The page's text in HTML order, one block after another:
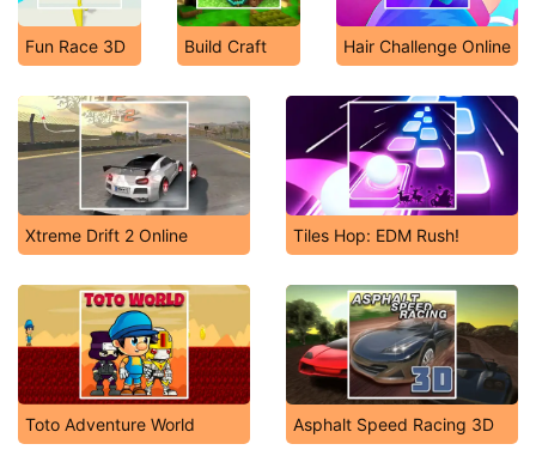
Fun Race 3D Build Craft Hair Challenge Online
Xtreme Drift 2 Online Tiles Hop: EDM Rush!
Toto Adventure World Asphalt Speed Racing 3D